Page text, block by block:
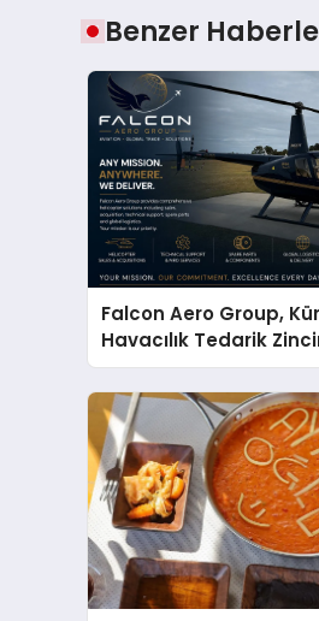
Benzer
Falcon Aero Group,
Havacılık Tedarik
Türkiye’den Dünyaya